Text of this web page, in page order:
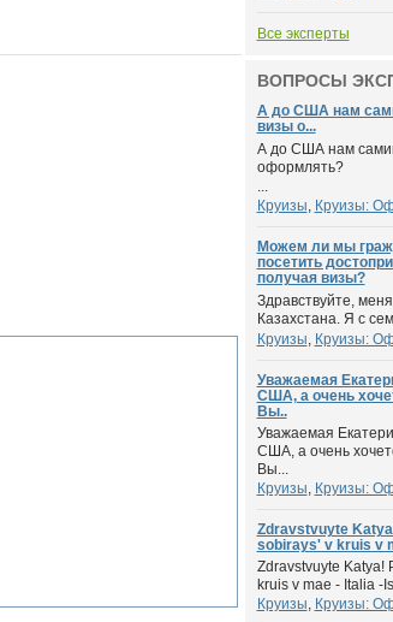
Все эксперты
ВОПРОСЫ
А до США нам
визы о...
А до США нам
оформлять?
...
Круизы, Круизы:
Можем ли мы
посетить
получая визы?
Здравствуйте,
Казахстана. Я с
Круизы, Круизы:
Уважаемая
США, а очень
Вы..
Уважаемая
США, а очень
Вы...
Круизы, Круизы:
Zdravstvuyte
sobirays' v kruis v
Zdravstvuyte Katya!
kruis v mae - Italia -
Круизы, Круизы: